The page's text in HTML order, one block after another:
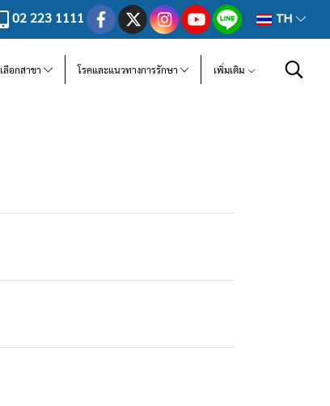
02 223 1111 TH
เลือกสาขา โรคและแนวทางการรักษา เพิ่มเติม